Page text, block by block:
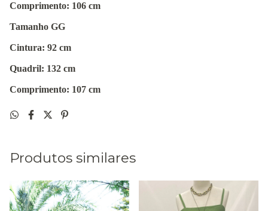
Comprimento: 106 cm
Tamanho GG
Cintura: 92 cm
Quadril: 132 cm
Comprimento: 107 cm
Produtos similares